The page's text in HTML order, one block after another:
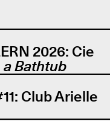
2026: Cie
Bathtub
Club Arielle